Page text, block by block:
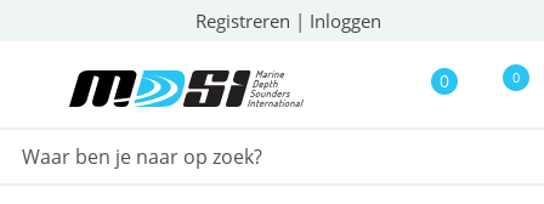
Registreren | Inloggen
0 0